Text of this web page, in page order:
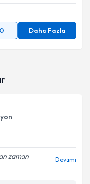
Daha Fazla
zaman
Devamı